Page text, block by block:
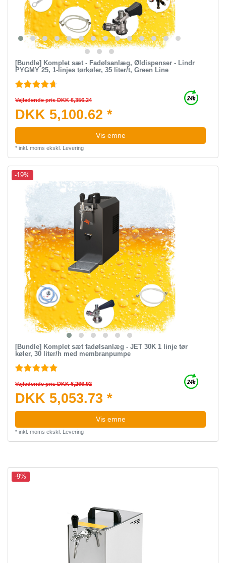
[Bundle] Komplet sæt - Fadølsanlæg, Øldispenser - Lindr
PYGMY 25, 1-linjes tørkøler, 35 liter/t, Green Line
Vejledende pris DKK 6,356.24
DKK 5,100.62 *
Vis emne
* inkl. moms ekskl. Levering
-19%
[Bundle] Komplet sæt fadølsanlæg - JET 30K 1 linje tør
køler, 30 liter/h med membranpumpe
Vejledende pris DKK 6,266.92
DKK 5,053.73 *
Vis emne
* inkl. moms ekskl. Levering
-9%